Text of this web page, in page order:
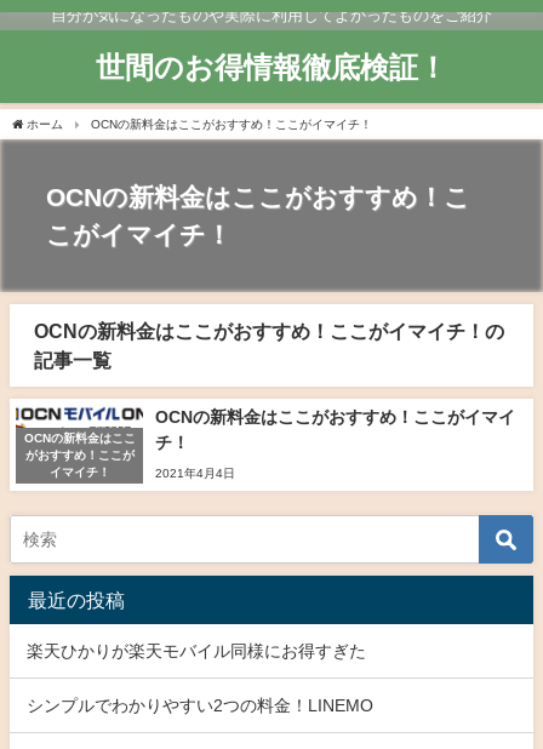
自分が気になったものや実際に利用してよかったものをご紹介
世間のお得情報徹底検証！
ホーム OCNの新料金はここがおすすめ！ここがイマイチ！
OCNの新料金はここがおすすめ！こ
こがイマイチ！
OCNの新料金はここがおすすめ！ここがイマイチ！の
記事一覧
OCNの新料金はここ
がおすすめ！ここが
イマイチ！
OCNの新料金はここがおすすめ！ここがイマイ
チ！
2021年4月4日
最近の投稿
楽天ひかりが楽天モバイル同様にお得すぎた
シンプルでわかりやすい2つの料金！LINEMO